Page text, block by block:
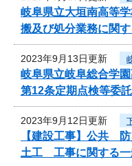
岐阜県立大垣南高等
搬及び処分業務に関
2023年9月13日更新
岐阜県立岐阜総合学
第12条定期点検等委
2023年9月12日更新
【建設工事】公共
土工 工事に関する一